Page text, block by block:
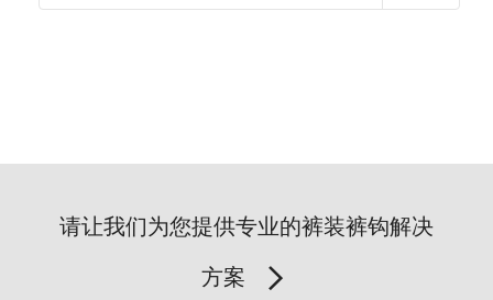
请让我们为您提供专业的裤装裤钩解决
方案